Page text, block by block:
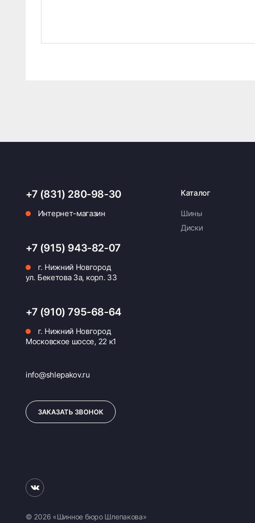
+7 (831) 280-98-30
Интернет-магазин
+7 (915) 943-82-07
г. Нижний Новгород
ул. Бекетова 3а, корп. 33
+7 (910) 795-68-64
г. Нижний Новгород
Московское шоссе, 22 к1
info@shlepakov.ru
ЗАКАЗАТЬ ЗВОНОК
Каталог
Шины
Диски
© 2026 «Шинное бюро Шлепакова»